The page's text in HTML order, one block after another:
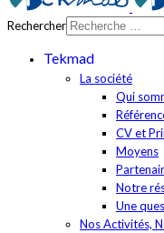
Rechercher
Tekmad
La société
Qui
CV et
Moyens
Notre
Une
Nos Activités,